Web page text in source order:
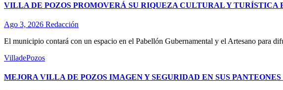
VILLA DE POZOS PROMOVERÁ SU RIQUEZA CULTURAL Y TURÍSTICA
Ago 3, 2026 Redacción
El municipio contará con un espacio en el Pabellón Gubernamental y el Artesano para
VilladePozos
MEJORA VILLA DE POZOS IMAGEN Y SEGURIDAD EN SUS